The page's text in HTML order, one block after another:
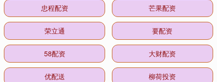
忠程配资 芒果配资
荣立通 要配资
58配资 大财配资
优配送 柳荷投资